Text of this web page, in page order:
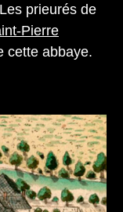
prieurés de
Pierre
cette abbaye.